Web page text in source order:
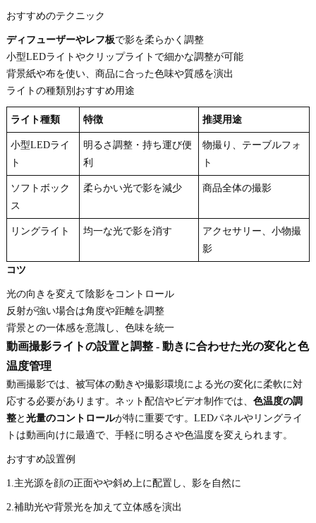
おすすめのテクニック
ディフューザーやレフ板で影を柔らかく調整
小型LEDライトやクリップライトで細かな調整が可能
背景紙や布を使い、商品に合った色味や質感を演出
ライトの種類別おすすめ用途
ライト種類 特徴 推奨用途
小型LEDライ
ト
明るさ調整・持ち運び便
利
物撮り、テーブルフォ
ト
ソフトボック
ス
柔らかい光で影を減少 商品全体の撮影
リングライト 均一な光で影を消す
アクセサリー、小物撮
影
コツ
光の向きを変えて陰影をコントロール
反射が強い場合は角度や距離を調整
背景との一体感を意識し、色味を統一
動画撮影ライトの設置と調整 - 動きに合わせた光の変化と色
温度管理
動画撮影では、被写体の動きや撮影環境による光の変化に柔軟に対
応する必要があります。ネット配信やビデオ制作では、 色温度の調
整と 光量のコントロールが特に重要です。LEDパネルやリングライ
トは動画向けに最適で、手軽に明るさや色温度を変えられます。
おすすめ設置例
1.主光源を顔の正面やや斜め上に配置し、影を自然に
2.補助光や背景光を加えて立体感を演出